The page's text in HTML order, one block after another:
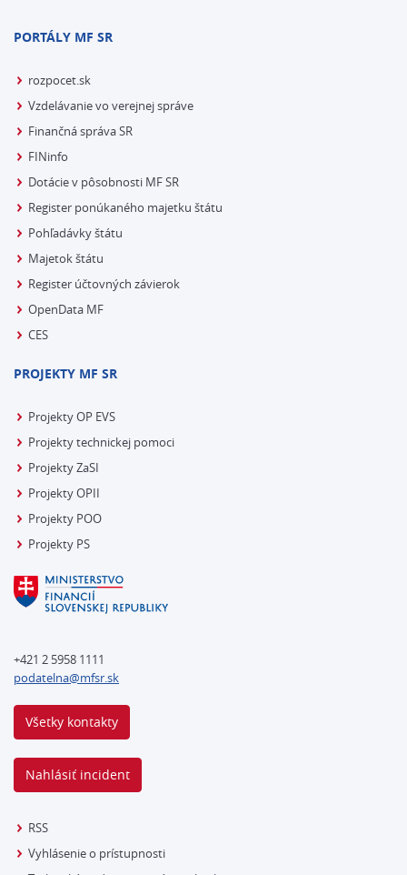
PORTÁLY MF SR
rozpocet.sk
Vzdelávanie vo verejnej správe
Finančná správa SR
FINinfo
Dotácie v pôsobnosti MF SR
Register ponúkaného majetku štátu
Pohľadávky štátu
Majetok štátu
Register účtovných závierok
OpenData MF
CES
PROJEKTY MF SR
Projekty OP EVS
Projekty technickej pomoci
Projekty ZaSI
Projekty OPII
Projekty POO
Projekty PS
+421 2 5958 1111
podatelna@mfsr.sk
Všetky kontakty
Nahlásiť incident
RSS
Vyhlásenie o prístupnosti